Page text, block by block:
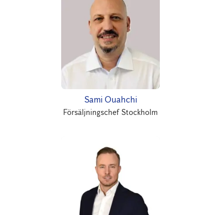
Sami Ouahchi
Försäljningschef Stockholm